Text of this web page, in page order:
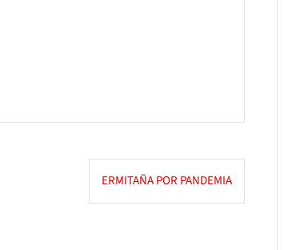
ERMITAÑA POR PANDEMIA